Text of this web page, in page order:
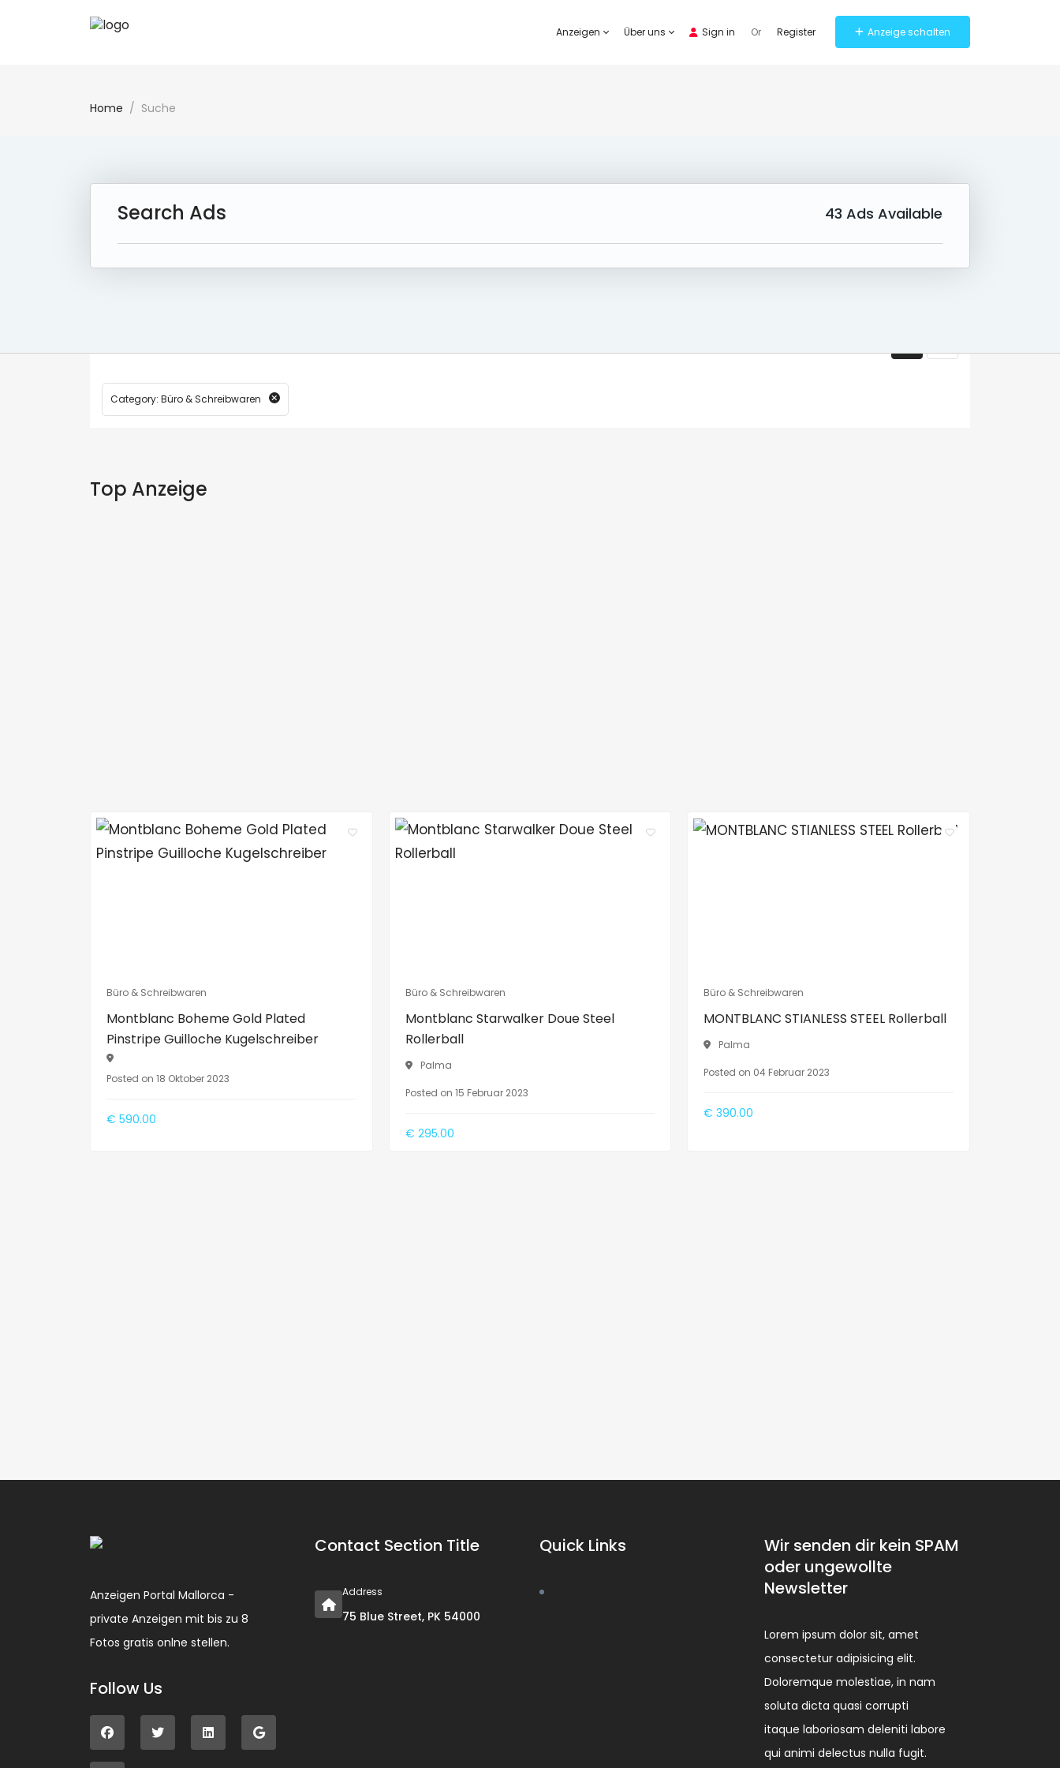
Anzeigen Über uns Sign in Or Register Anzeige schalten
Home Suche
Search Ads 43 Ads Available
Category: Büro & Schreibwaren
Top Anzeige
Büro & Schreibwaren
Montblanc Boheme Gold Plated
Pinstripe Guilloche Kugelschreiber
Posted on 18 Oktober 2023
€ 590.00
Büro & Schreibwaren
Montblanc Starwalker Doue Steel
Rollerball
Palma
Posted on 15 Februar 2023
€ 295.00
Büro & Schreibwaren
MONTBLANC STIANLESS STEEL Rollerball
Palma
Posted on 04 Februar 2023
€ 390.00
Anzeigen Portal Mallorca -
private Anzeigen mit bis zu 8
Fotos gratis onlne stellen.
Follow Us
Contact Section Title
Address
75 Blue Street, PK 54000
Quick Links
Wir senden dir kein SPAM
oder ungewollte
Newsletter
Lorem ipsum dolor sit, amet
consectetur adipisicing elit.
Doloremque molestiae, in nam
soluta dicta quasi corrupti
itaque laboriosam deleniti labore
qui animi delectus nulla fugit.